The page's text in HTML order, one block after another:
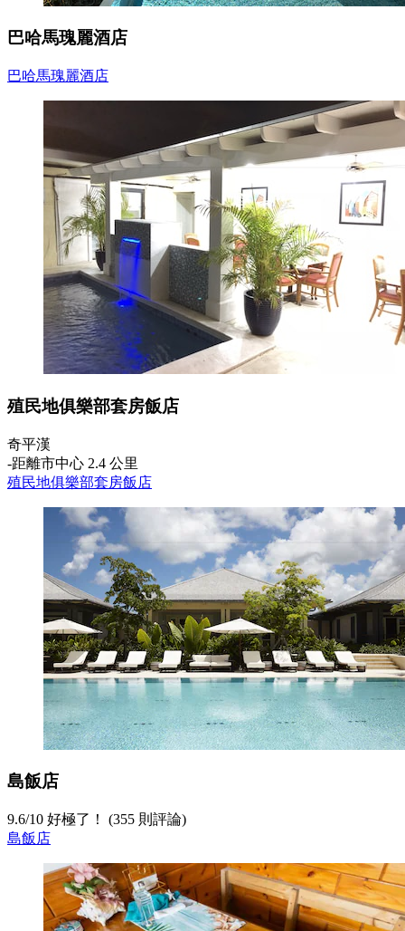
巴哈馬瑰麗酒店
巴哈馬瑰麗酒店
殖民地俱樂部套房飯店
奇平漢
‐距離市中心 2.4 公里
殖民地俱樂部套房飯店
島飯店
9.6/10 好極了！ (355 則評論)
島飯店